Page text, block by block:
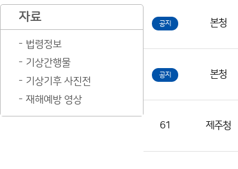
자료
법령정보
기상간행물
기상기후 사진전
재해예방 영상
시
판
로
공지 본청
공지 본청
61 제주청